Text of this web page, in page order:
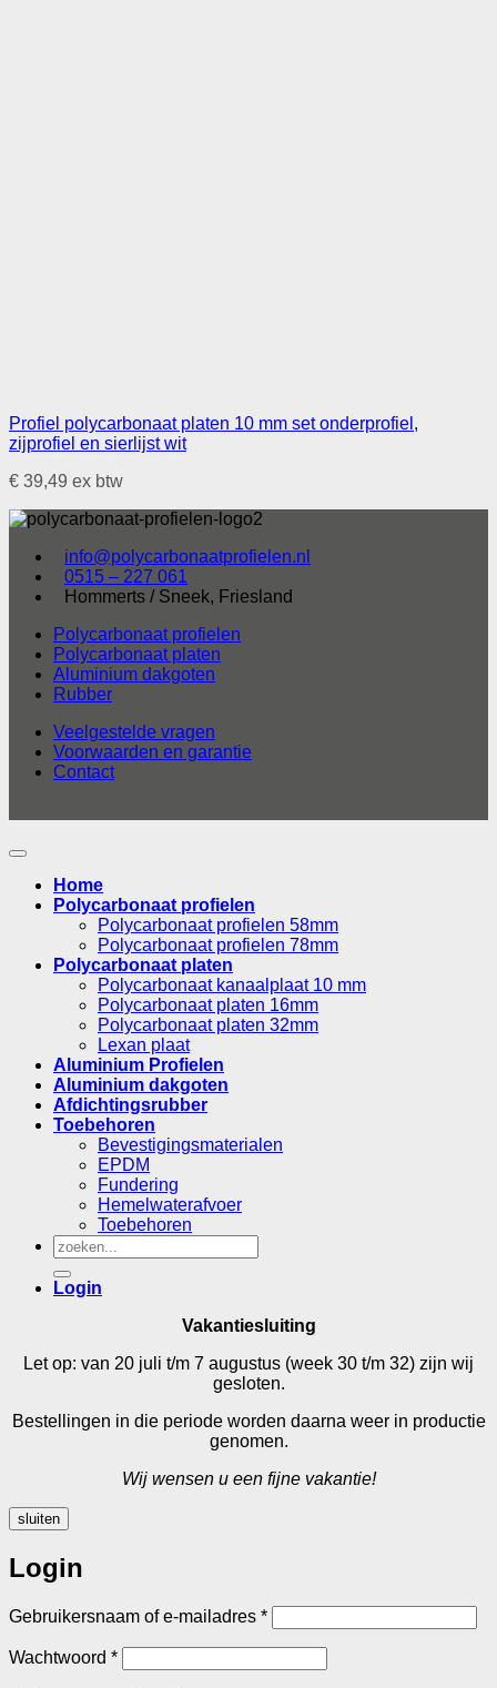
Profiel polycarbonaat platen 10 mm set onderprofiel,
zijprofiel en sierlijst wit
€ 39,49 ex btw
info@polycarbonaatprofielen.nl
0515 – 227 061
Hommerts / Sneek, Friesland
Polycarbonaat profielen
Polycarbonaat platen
Aluminium dakgoten
Rubber
Veelgestelde vragen
Voorwaarden en garantie
Contact
Home
Polycarbonaat profielen
Polycarbonaat profielen 58mm
Polycarbonaat profielen 78mm
Polycarbonaat platen
Polycarbonaat kanaalplaat 10 mm
Polycarbonaat platen 16mm
Polycarbonaat platen 32mm
Lexan plaat
Aluminium Profielen
Aluminium dakgoten
Afdichtingsrubber
Toebehoren
Bevestigingsmaterialen
EPDM
Fundering
Hemelwaterafvoer
Toebehoren
Zoeken
naar:
Login
Vakantiesluiting
Let op: van 20 juli t/m 7 augustus (week 30 t/m 32) zijn wij
gesloten.
Bestellingen in die periode worden daarna weer in productie
genomen.
Wij wensen u een fijne vakantie!
sluiten
Login
Gebruikersnaam of e-mailadres *Vereist
Wachtwoord *Vereist